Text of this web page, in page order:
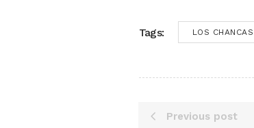
Tags: LOS CHANCAS
Previous post